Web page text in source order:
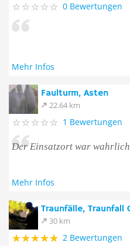
0 Bewertungen
Mehr Infos
Faulturm, Asten
22.64 km
1 Bewertungen
Der Einsatzort war
Mehr Infos
Traunfälle, Traunfall
30 km
2 Bewertungen